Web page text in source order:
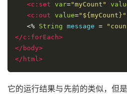
<c:set var="myCount"
<c:out value="${myCount}"
<% String message =
</c:forEach>
</body>
</html>
它的运行结果与先前的类似，但